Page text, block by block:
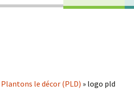
Plantons le décor (PLD) » logo pld